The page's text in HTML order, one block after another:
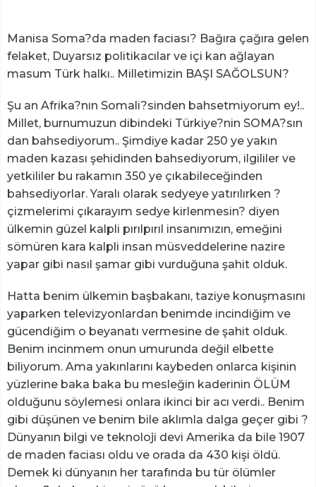
Manisa Soma?da maden faciası? Bağıra çağıra gelen
felaket, Duyarsız politikacılar ve içi kan ağlayan
masum Türk halkı.. Milletimizin BAŞI SAĞOLSUN?
Şu an Afrika?nın Somali?sinden bahsetmiyorum ey!..
Millet, burnumuzun dibindeki Türkiye?nin SOMA?sın
dan bahsediyorum.. Şimdiye kadar 250 ye yakın
maden kazası şehidinden bahsediyorum, ilgililer ve
yetkililer bu rakamın 350 ye çıkabileceğinden
bahsediyorlar. Yaralı olarak sedyeye yatırılırken ?
çizmelerimi çıkarayım sedye kirlenmesin? diyen
ülkemin güzel kalpli pırılpırıl insanımızın, emeğini
sömüren kara kalpli insan müsveddelerine nazire
yapar gibi nasıl şamar gibi vurduğuna şahit olduk.
Hatta benim ülkemin başbakanı, taziye konuşmasını
yaparken televizyonlardan benimde incindiğim ve
gücendiğim o beyanatı vermesine de şahit olduk.
Benim incinmem onun umurunda değil elbette
biliyorum. Ama yakınlarını kaybeden onlarca kişinin
yüzlerine baka baka bu mesleğin kaderinin ÖLÜM
olduğunu söylemesi onlara ikinci bir acı verdi.. Benim
gibi düşünen ve benim bile aklımla dalga geçer gibi ?
Dünyanın bilgi ve teknoloji devi Amerika da bile 1907
de maden faciası oldu ve orada da 430 kişi öldü.
Demek ki dünyanın her tarafında bu tür ölümler